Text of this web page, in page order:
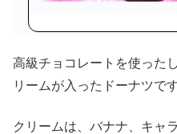
高級チョコレートを使った
リームが入ったドーナツです
クリームは、バナナ、キャ